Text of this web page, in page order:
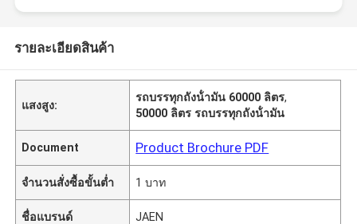
รายละเอียดสินค้า
แสงสูง:
รถบรรทุกถังน้ํามัน 60000 ลิตร,
50000 ลิตร รถบรรทุกถังน้ํามัน
Document Product Brochure PDF
จำนวนสั่งซื้อขั้นต่ำ 1 บาท
ชื่อแบรนด์ JAEN